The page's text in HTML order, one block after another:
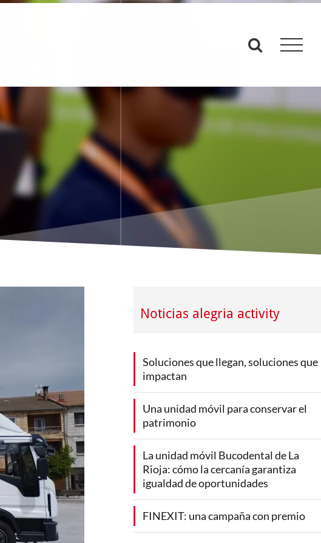
Noticias alegria activity
Soluciones que llegan, soluciones que
impactan
Una unidad móvil para conservar el
patrimonio
La unidad móvil Bucodental de La
Rioja: cómo la cercanía garantiza
igualdad de oportunidades
FINEXIT: una campaña con premio